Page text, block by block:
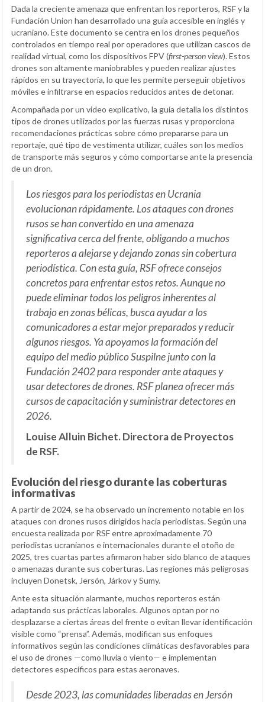
Dada la creciente amenaza que enfrentan los reporteros, RSF y la
Fundación Union han desarrollado una guía accesible en inglés y
ucraniano. Este documento se centra en los drones pequeños
controlados en tiempo real por operadores que utilizan cascos de
realidad virtual, como los dispositivos FPV (first-person view). Estos
drones son altamente maniobrables y pueden realizar ajustes
rápidos en su trayectoria, lo que les permite perseguir objetivos
móviles e infiltrarse en espacios reducidos antes de detonar.
Acompañada por un video explicativo, la guía detalla los distintos
tipos de drones utilizados por las fuerzas rusas y proporciona
recomendaciones prácticas sobre cómo prepararse para un
reportaje, qué tipo de vestimenta utilizar, cuáles son los medios
de transporte más seguros y cómo comportarse ante la presencia
de un dron.
Los riesgos para los periodistas en Ucrania
evolucionan rápidamente. Los ataques con drones
rusos se han convertido en una amenaza
significativa cerca del frente, obligando a muchos
reporteros a alejarse y dejando zonas sin cobertura
periodística. Con esta guía, RSF ofrece consejos
concretos para enfrentar estos retos. Aunque no
puede eliminar todos los peligros inherentes al
trabajo en zonas bélicas, busca ayudar a los
comunicadores a estar mejor preparados y reducir
algunos riesgos. Ya apoyamos la formación del
equipo del medio público Suspilne junto con la
Fundación 2402 para responder ante ataques y
usar detectores de drones. RSF planea ofrecer más
cursos de capacitación y suministrar detectores en
2026.
Louise Alluin Bichet. Directora de Proyectos
de RSF.
Evolución del riesgo durante las coberturas
informativas
A partir de 2024, se ha observado un incremento notable en los
ataques con drones rusos dirigidos hacia periodistas. Según una
encuesta realizada por RSF entre aproximadamente 70
periodistas ucranianos e internacionales durante el otoño de
2025, tres cuartas partes afirmaron haber sido blanco de ataques
o amenazas durante sus coberturas. Las regiones más peligrosas
incluyen Donetsk, Jersón, Járkov y Sumy.
Ante esta situación alarmante, muchos reporteros están
adaptando sus prácticas laborales. Algunos optan por no
desplazarse a ciertas áreas del frente o evitan llevar identificación
visible como “prensa”. Además, modifican sus enfoques
informativos según las condiciones climáticas desfavorables para
el uso de drones —como lluvia o viento— e implementan
detectores específicos para estas aeronaves.
Desde 2023, las comunidades liberadas en Jersón